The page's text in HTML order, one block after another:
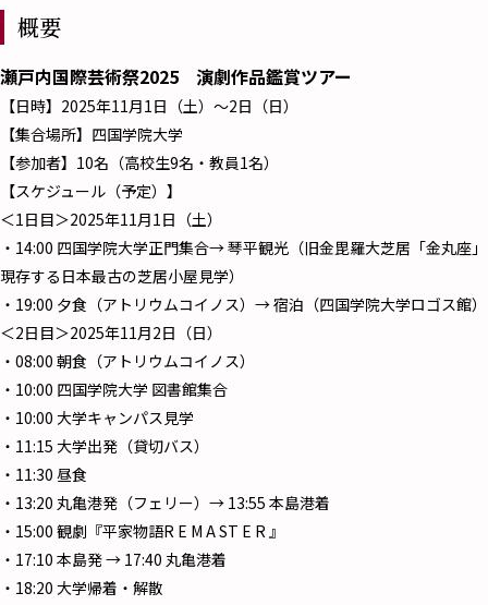
概要
瀬戸内国際芸術祭2025 演劇作品鑑賞ツアー
【日時】2025年11月1日（土）～2日（日）
【集合場所】四国学院大学
【参加者】10名（高校生9名・教員1名）
【スケジュール（予定）】
＜1日目＞2025年11月1日（土）
・14:00 四国学院大学正門集合→ 琴平観光（旧金毘羅大芝居「金丸座」
現存する日本最古の芝居小屋見学）
・19:00 夕食（アトリウムコイノス）→ 宿泊（四国学院大学ロゴス館）
＜2日目＞2025年11月2日（日）
・08:00 朝食（アトリウムコイノス）
・10:00 四国学院大学 図書館集合
・10:00 大学キャンパス見学
・11:15 大学出発（貸切バス）
・11:30 昼食
・13:20 丸亀港発（フェリー）→ 13:55 本島港着
・15:00 観劇『平家物語R E M A ST E R 』
・17:10 本島発 → 17:40 丸亀港着
・18:20 大学帰着・解散